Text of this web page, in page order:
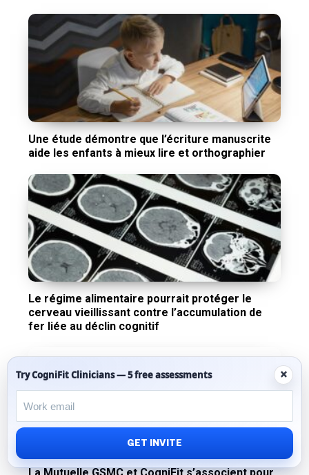
Une étude démontre que l’écriture manuscrite
aide les enfants à mieux lire et orthographier
Le régime alimentaire pourrait protéger le
cerveau vieillissant contre l’accumulation de
fer liée au déclin cognitif
Try CogniFit Clinicians — 5 free assessments ×
GET INVITE